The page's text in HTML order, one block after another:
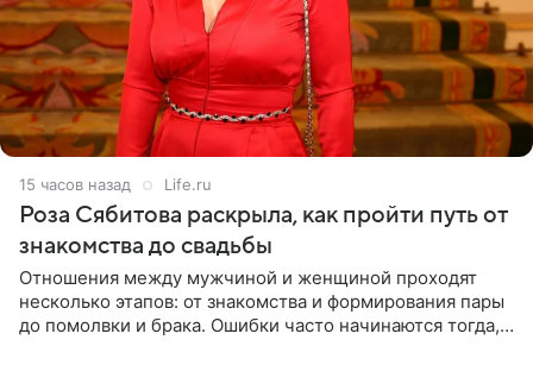
15 часов назад Life.ru
Роза Сябитова раскрыла, как пройти путь от
знакомства до свадьбы
Отношения между мужчиной и женщиной проходят
несколько этапов: от знакомства и формирования пары
до помолвки и брака. Ошибки часто начинаются тогда,